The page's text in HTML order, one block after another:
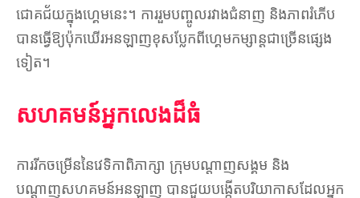
ជោគជ័យក្នុងហ្គេមនេះ។ ការរួមបញ្ចូលរវាងជំនាញ និងភាពរំភើប
បានធ្វើឱ្យប៉ុកឃើរអនឡាញខុសប្លែកពីហ្គេមកម្សាន្តជាច្រើនផ្សេង
ទៀត។
សហគមន៍អ្នកលេងដ៏ធំ
ការរីកចម្រើននៃវេទិកាពិភាក្សា ក្រុមបណ្តាញសង្គម និង
បណ្តាញសហគមន៍អនឡាញ បានជួយបង្កើតបរិយាកាសដែលអ្នក